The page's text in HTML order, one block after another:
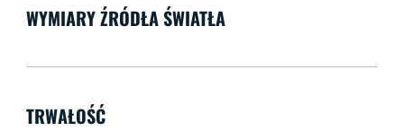
WYMIARY ŹRÓDŁA ŚWIATŁA
TRWAŁOŚĆ